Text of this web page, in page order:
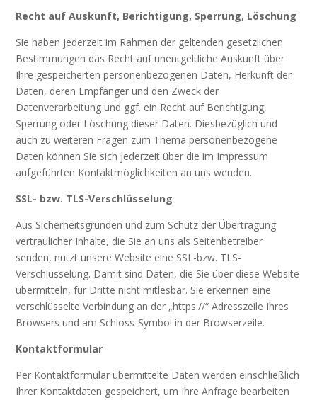
Recht auf Auskunft, Berichtigung, Sperrung, Löschung
Sie haben jederzeit im Rahmen der geltenden gesetzlichen
Bestimmungen das Recht auf unentgeltliche Auskunft über
Ihre gespeicherten personenbezogenen Daten, Herkunft der
Daten, deren Empfänger und den Zweck der
Datenverarbeitung und ggf. ein Recht auf Berichtigung,
Sperrung oder Löschung dieser Daten. Diesbezüglich und
auch zu weiteren Fragen zum Thema personenbezogene
Daten können Sie sich jederzeit über die im Impressum
aufgeführten Kontaktmöglichkeiten an uns wenden.
SSL- bzw. TLS-Verschlüsselung
Aus Sicherheitsgründen und zum Schutz der Übertragung
vertraulicher Inhalte, die Sie an uns als Seitenbetreiber
senden, nutzt unsere Website eine SSL-bzw. TLS-
Verschlüsselung. Damit sind Daten, die Sie über diese Website
übermitteln, für Dritte nicht mitlesbar. Sie erkennen eine
verschlüsselte Verbindung an der „https://“ Adresszeile Ihres
Browsers und am Schloss-Symbol in der Browserzeile.
Kontaktformular
Per Kontaktformular übermittelte Daten werden einschließlich
Ihrer Kontaktdaten gespeichert, um Ihre Anfrage bearbeiten